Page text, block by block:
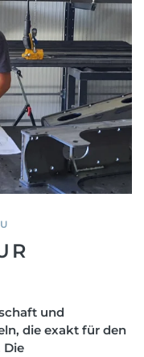
und
die exakt für den
Die